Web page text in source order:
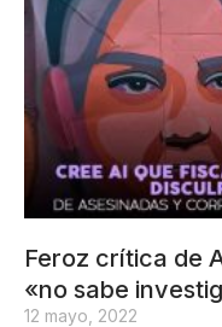
Feroz crítica de
«no sabe
12 mayo, 2022